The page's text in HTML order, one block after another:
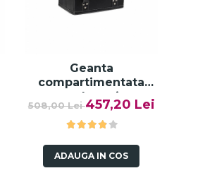
Geanta
compartimentata
pentru depozitarea
accesoriilor si
produselor de machiaj,
508,00 Lei457,20 Lei
ADAUGA IN COS